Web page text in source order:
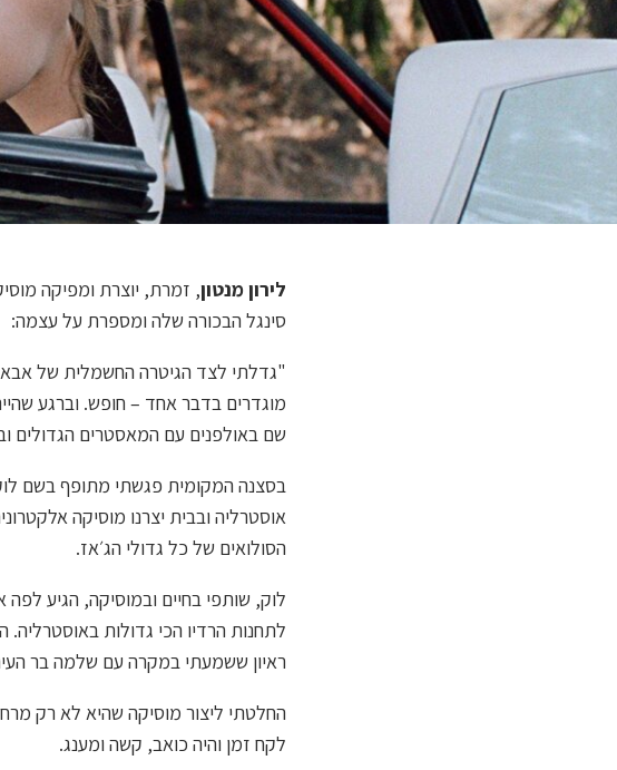
לירון מנטון, זמרת, יוצרת ומפיקה
סינגל הבכורה שלה ומספרת על עצמה:
"גדלתי לצד הגיטרה החשמלית של אבא
מוגדרים בדבר אחד – חופש. וברגע
שם באולפנים עם המאסטרים הגדולים
בסצנה המקומית פגשתי מתופף בשם
הסולואים של כל גדולי הג׳אז.
לתחנות הרדיו הכי גדולות באוסטרליה.
ראיון ששמעתי במקרה עם שלמה בר
החלטתי ליצור מוסיקה שהיא לא רק
לקח זמן והיה כואב, קשה ומענג.